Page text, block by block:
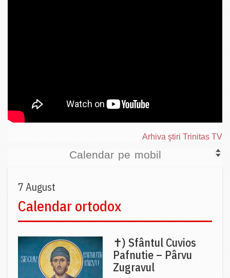
Arhiva ştiri Trinitas TV
Calendar pe mobil
7 August
Calendar ortodox
✝) Sfântul Cuvios
Pafnutie – Pârvu
Zugravul